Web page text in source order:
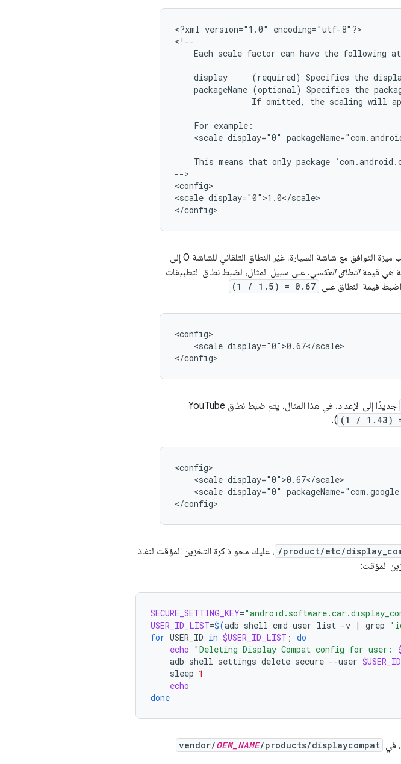
<?xml version="1.0"
encoding="utf-8"?>
Each scale factor can have the following
display (required) Specifies the
packageName (optional) Specifies the
If omitted, the scaling will
For
<scale display="0"
This means that only package
-->
<config>
<scale display="0">1.0</scale>
التوافق مع شاشة السيارة، غيِّر النطاق التلقائي للشاشة 0 إلى
هي قيمةالنطاق العكسي. على سبيل المثال، لضبط نطاق التطبيقات
(1 / 1.5) = 0.67
<scale display="0">0.67</scale>
جديدًا إلى الإعداد. في هذا المثال، يتم ضبط نطاق YouTube
(1 / 1.43)
).
<scale
<scale display="0"
/product/etc/ ، عليك محو ذاكرة التخزين المؤقت لنفاذ
المؤقت:
SECURE_SETTING_KEY=
USER_ID_LIST=$(adb shell cmd user list -v | grep
for USER_ID in $USER_ID_LIST ; do
echo "Deleting Display Compat config for user:
adb shell settings delete secure --user $USER_ID
sleep 1
echo
done
vendor/OEM_NAME/products/displaycompat